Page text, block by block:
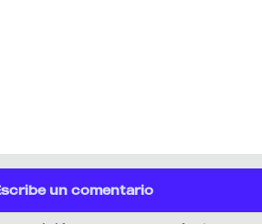
un comentario